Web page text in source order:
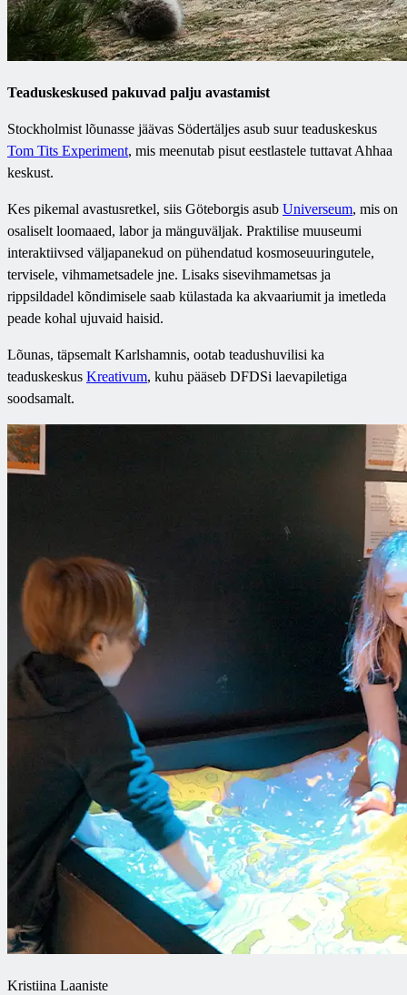
Teaduskeskused pakuvad palju avastamist
Stockholmist lõunasse jäävas Södertäljes asub suur teaduskeskus
Tom Tits Experiment, mis meenutab pisut eestlastele tuttavat Ahhaa
keskust.
Kes pikemal avastusretkel, siis Göteborgis asub Universeum, mis on
osaliselt loomaaed, labor ja mänguväljak. Praktilise muuseumi
interaktiivsed väljapanekud on pühendatud kosmoseuuringutele,
tervisele, vihmametsadele jne. Lisaks sisevihmametsas ja
rippsildadel kõndimisele saab külastada ka akvaariumit ja imetleda
peade kohal ujuvaid haisid.
Lõunas, täpsemalt Karlshamnis, ootab teadushuvilisi ka
teaduskeskus Kreativum, kuhu pääseb DFDSi laevapiletiga
soodsamalt.
Kristiina Laaniste